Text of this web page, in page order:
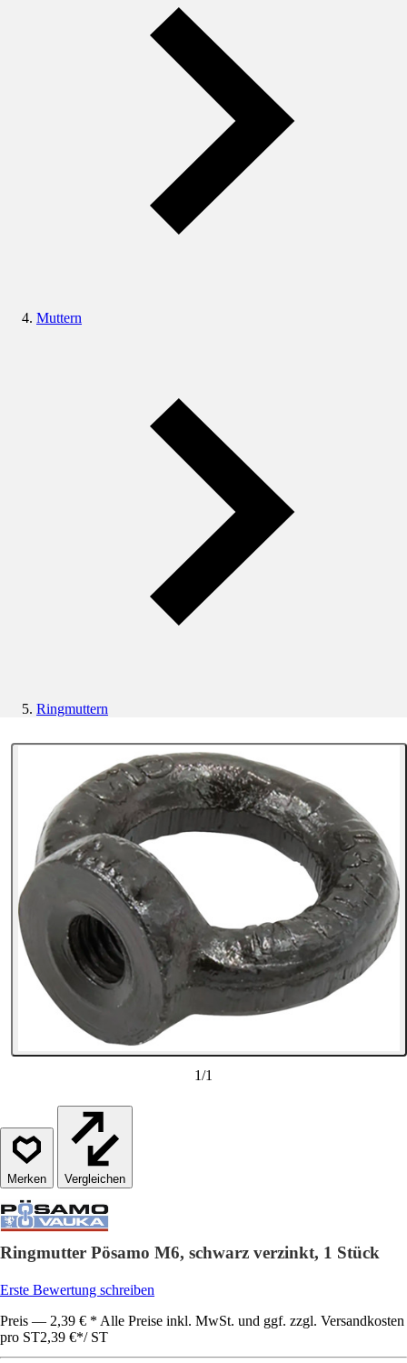
Muttern
Ringmuttern
1/1
Vergleichen
Ringmutter Pösamo M6, schwarz verzinkt, 1 Stück
Erste Bewertung schreiben
Preis — 2,39 € * Alle Preise inkl. MwSt. und ggf. zzgl. Versandkosten
pro ST2,39 €*/ ST